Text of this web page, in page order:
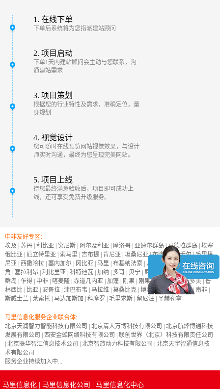
1. 在线下单
下单后系统将为您指派建站顾问
2. 项目启动
下单1天内建站顾问会主动与您联系，沟
通建站需求
3. 项目策划
根据您的行业特性及需求，准确定位，量
身规划
4. 视觉设计
您可随时在线预览网站视觉效果，与设计
师实时沟通，最终为您呈现完美网站。
5. 项目上线
待您最终满意验收后，项目即可成功上
线，还可享受免费升级服务。
中非友好专区：
埃及 | 苏丹 | 利比亚 | 突尼斯 | 阿尔及利亚 | 摩洛哥 | 亚速尔群岛 |马德拉群岛 | 埃塞
俄比亚 | 厄立特里亚 | 索马里 | 吉布提 | 肯尼亚 | 坦桑尼亚|布隆迪| 塞舌尔|毛里塔
尼亚 | 西撒哈拉 | 塞内加尔 | 冈比亚 | 马里 | 布基纳法索 | 几内亚|几内亚比绍|佛得
角 | 塞拉利昂 | 利比里亚 | 科特迪瓦 | 加纳 | 多哥 | 贝宁 | 尼日尔 |尼日利亚|加那利
群岛 | 乍得 | 中非 | 喀麦隆 | 赤道几内亚 | 加蓬 | 刚果 | 刚果民主共和国|圣多美|普
林西比 | 比亚 | 安哥拉 | 津巴布韦 | 马拉维 | 莫桑比克 | 博茨瓦纳 |纳米比亚| 南非 |
斯威士兰 | 莱索托 | 马达加斯加 | 科摩罗 | 毛里求斯 | 留尼汪 | 圣赫勒拿
马里信息化服务企业联合体:
北京天润智力智能科技有限公司 | 北京清大万博科技有限公司 | 北京航烽博通科技
发展有限公司 | 西安金蝉网络科技有限公司 | 联创世界（北京）科技有限责任公司
| 北京联华智汇信息技术公司 | 北京智旅动力科技有限公司 | 北京天宇智通信息技
术有限公司
服务企业持续加入中...
马里信息化 | 马里信息化公司 | 马里信息化中心